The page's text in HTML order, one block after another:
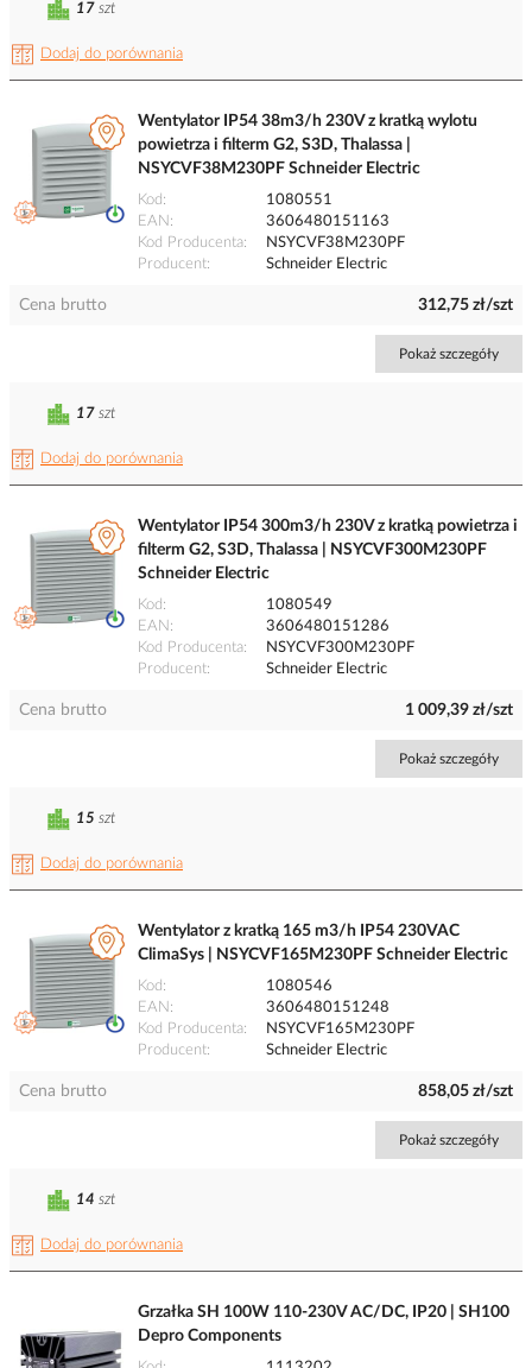
Dodaj do porównania
17 szt
Wentylator IP54 38m3/h 230V z kratką wylotu
powietrza i filterm G2, S3D, Thalassa |
NSYCVF38M230PF Schneider Electric
Kod
1080551
EAN
3606480151163
Kod Producenta
NSYCVF38M230PF
Producent
Schneider Electric
Cena brutto 312,75 zł/szt
Pokaż szczegóły
Dodaj do porównania
17 szt
Wentylator IP54 300m3/h 230V z kratką powietrza i
filterm G2, S3D, Thalassa | NSYCVF300M230PF
Schneider Electric
Kod
1080549
EAN
3606480151286
Kod Producenta
NSYCVF300M230PF
Producent
Schneider Electric
Cena brutto 1 009,39 zł/szt
Pokaż szczegóły
Dodaj do porównania
15 szt
Wentylator z kratką 165 m3/h IP54 230VAC
ClimaSys | NSYCVF165M230PF Schneider Electric
Kod
1080546
EAN
3606480151248
Kod Producenta
NSYCVF165M230PF
Producent
Schneider Electric
Cena brutto 858,05 zł/szt
Pokaż szczegóły
Dodaj do porównania
14 szt
Grzałka SH 100W 110-230V AC/DC, IP20 | SH100
Depro Components